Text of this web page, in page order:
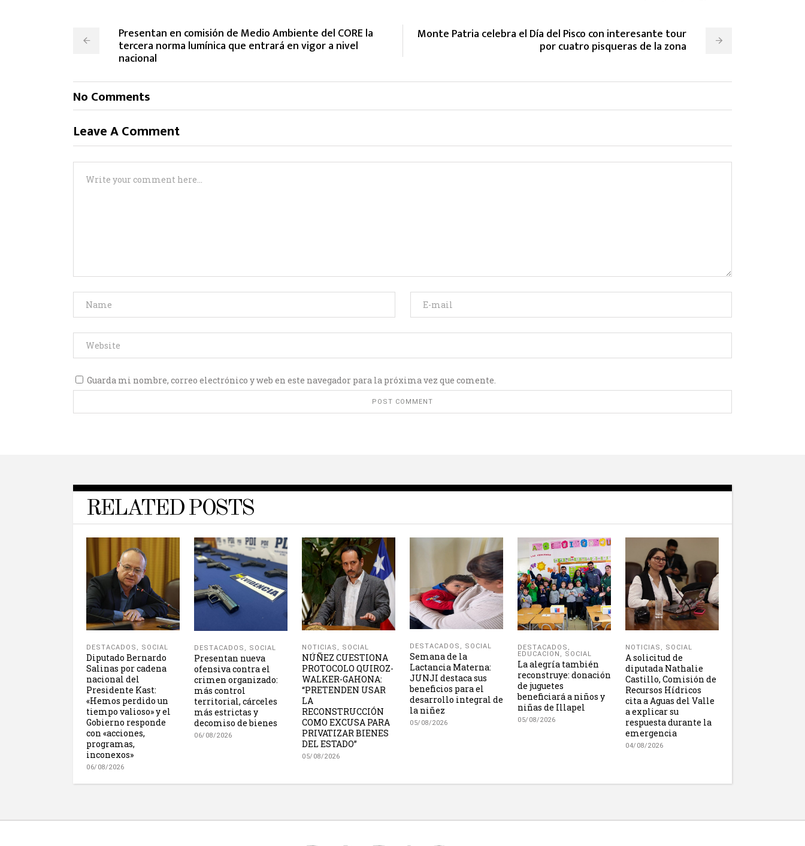
Presentan en comisión de Medio Ambiente del CORE la
tercera norma lumínica que entrará en vigor a nivel
nacional
Monte Patria celebra el Día del Pisco con interesante tour
por cuatro pisqueras de la zona
No Comments
Leave A Comment
Guarda mi nombre, correo electrónico y web en este navegador para la próxima vez que comente.
RELATED POSTS
DESTACADOS , SOCIAL
Diputado Bernardo
Salinas por cadena
nacional del
Presidente Kast:
«Hemos perdido un
tiempo valioso» y el
Gobierno responde
con «acciones,
programas,
inconexos»
06/08/2026
DESTACADOS , SOCIAL
Presentan nueva
ofensiva contra el
crimen organizado:
más control
territorial, cárceles
más estrictas y
decomiso de bienes
06/08/2026
NOTICIAS , SOCIAL
NÚÑEZ CUESTIONA
PROTOCOLO QUIROZ-
WALKER-GAHONA:
“PRETENDEN USAR
LA
RECONSTRUCCIÓN
COMO EXCUSA PARA
PRIVATIZAR BIENES
DEL ESTADO”
05/08/2026
DESTACADOS , SOCIAL
Semana de la
Lactancia Materna:
JUNJI destaca sus
beneficios para el
desarrollo integral de
la niñez
05/08/2026
DESTACADOS ,
EDUCACION , SOCIAL
La alegría también
reconstruye: donación
de juguetes
beneficiará a niños y
niñas de Illapel
05/08/2026
NOTICIAS , SOCIAL
A solicitud de
diputada Nathalie
Castillo, Comisión de
Recursos Hídricos
cita a Aguas del Valle
a explicar su
respuesta durante la
emergencia
04/08/2026